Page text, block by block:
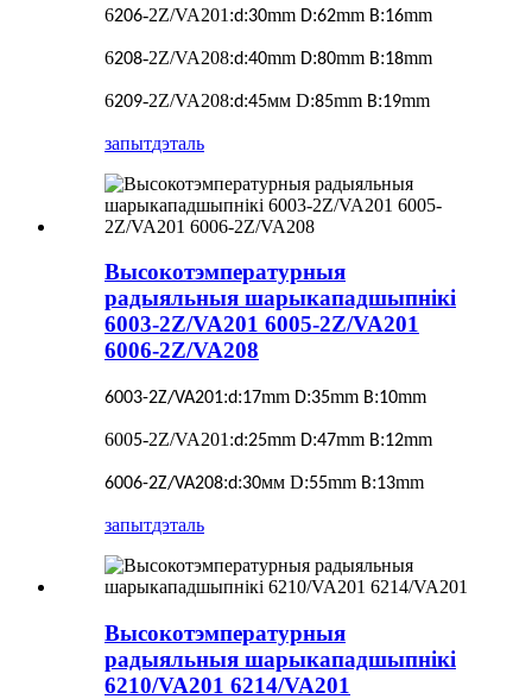
6206-2Z/VA201 :d:30mm D:62mm B:16mm
6208-2Z/VA208:d:40mm D:80mm B:18mm
6209-2Z/VA208:d:45мм D:85mm B:19mm
запытдэталь
Высокотэмпературныя
радыяльныя шарыкападшыпнікі
6003-2Z/VA201 6005-2Z/VA201
6006-2Z/VA208
6003-2Z/VA201:d:17mm D:35mm B:10mm
6005-2Z/VA201 :d:25mm D:47mm B:12mm
6006-2Z/VA208:d:30мм D:55mm B:13mm
запытдэталь
Высокотэмпературныя
радыяльныя шарыкападшыпнікі
6210/VA201 6214/VA201